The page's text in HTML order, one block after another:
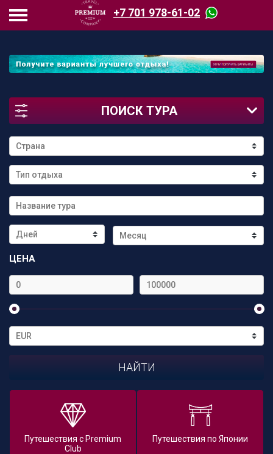
+7 701 978-61-02
ПОИСК ТУРА
ЦЕНА
Путешествия с Premium
Club
Путешествия по Японии